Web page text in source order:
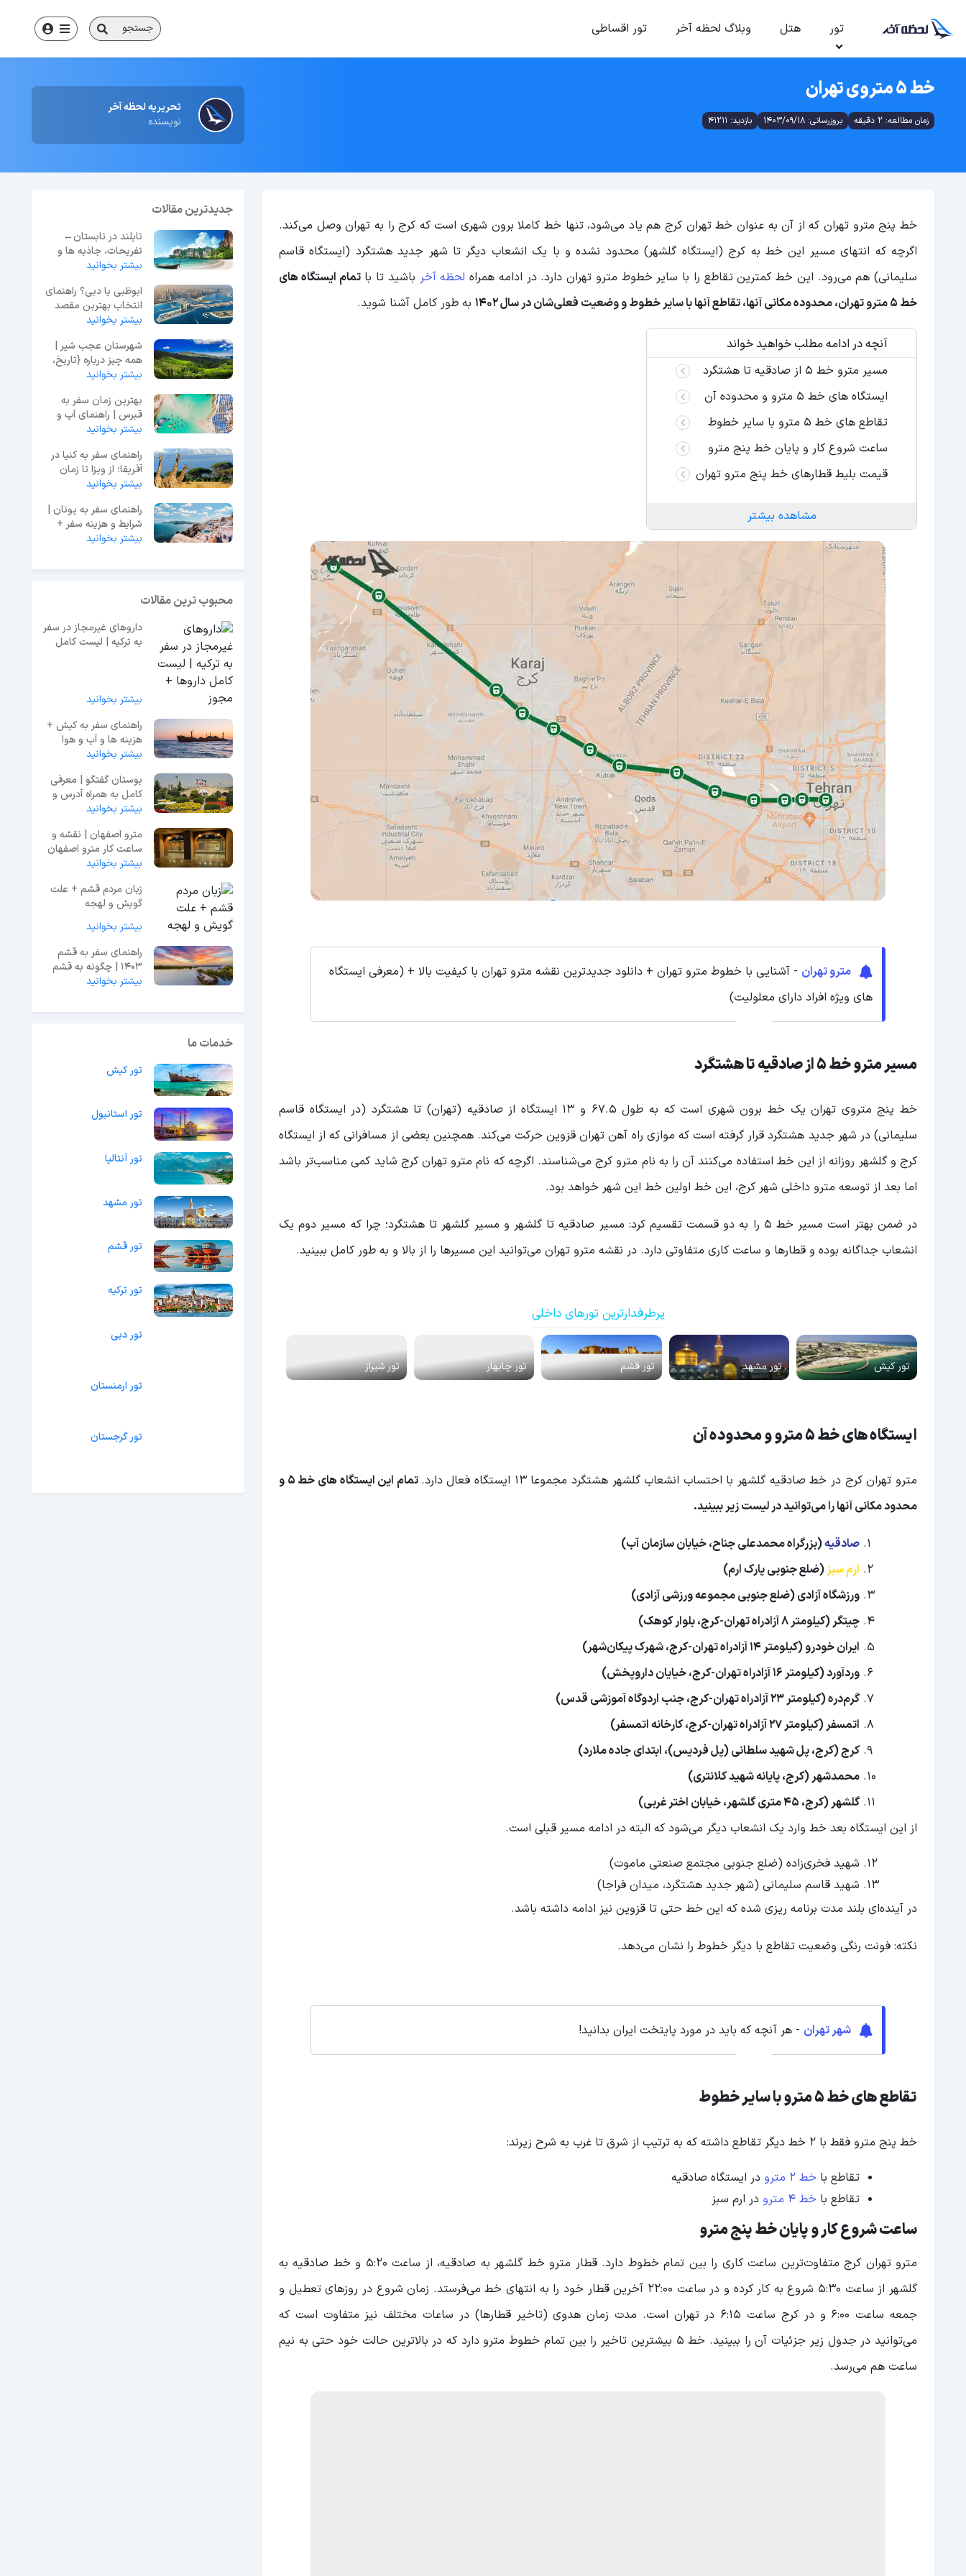
تور هتل وبلاگ لحظه آخر تور اقساطی جستجو
خط ۵ متروی تهران
زمان مطالعه: 2 دقیقه بروزرسانی: 1403/09/18 بازدید: 41211
تحریریه لحظه آخر
نویسنده
خط پنج مترو تهران که از آن به عنوان خط تهران کرج هم یاد می‌شود، تنها خط کاملا برون شهری است که کرج را به تهران وصل می‌کند.
اگرچه که انتهای مسیر این خط به کرج (ایستگاه گلشهر) محدود نشده و با یک انشعاب دیگر تا شهر جدید هشتگرد (ایستگاه قاسم
سلیمانی) هم می‌رود. این خط کمترین تقاطع را با سایر خطوط مترو تهران دارد. در ادامه همراه لحظه آخر باشید تا باتمام ایستگاه های
خط 5 مترو تهران، محدوده مکانی آنها، تقاطع آنها با سایر خطوط و وضعیت فعلی‌شان در سال 1402
به طور کامل آشنا شوید.
آنچه در ادامه مطلب خواهید خواند
مسیر مترو خط 5 از صادقیه تا هشتگرد
ایستگاه های خط 5 مترو و محدوده آن
تقاطع های خط 5 مترو با سایر خطوط
ساعت شروع کار و پایان خط پنج مترو
قیمت بلیط قطارهای خط پنج مترو تهران
مشاهده بیشتر
مترو تهران - آشنایی با خطوط مترو تهران + دانلود جدیدترین نقشه مترو تهران با کیفیت بالا + (معرفی ایستگاه
های ویژه افراد دارای معلولیت)
مسیر مترو خط 5 از صادقیه تا هشتگرد
خط پنج متروی تهران یک خط برون شهری است که به طول 67.5 و 13 ایستگاه از صادقیه (تهران) تا هشتگرد (در ایستگاه قاسم
سلیمانی) در شهر جدید هشتگرد قرار گرفته است که موازی راه آهن تهران قزوین حرکت می‌کند. همچنین بعضی از مسافرانی که از ایستگاه
کرج و گلشهر روزانه از این خط استفاده می‌کنند آن را به نام مترو کرج می‌شناسند. اگرچه که نام مترو تهران کرج شاید کمی مناسب‌تر باشد
اما بعد از توسعه مترو داخلی شهر کرج، این خط اولین خط این شهر خواهد بود.
در ضمن بهتر است مسیر خط 5 را به دو قسمت تقسیم کرد: مسیر صادقیه تا گلشهر و مسیر گلشهر تا هشتگرد؛ چرا که مسیر دوم یک
انشعاب جداگانه بوده و قطارها و ساعت کاری متفاوتی دارد. در نقشه مترو تهران می‌توانید این مسیرها را از بالا و به طور کامل ببینید.
پرطرفدارترین تورهای داخلی
تور کیش تور مشهد تور قشم تور چابهار تور شیراز
ایستگاه های خط 5 مترو و محدوده آن
مترو تهران کرج در خط صادقیه گلشهر با احتساب انشعاب گلشهر هشتگرد مجموعا 13 ایستگاه فعال دارد.
تمام این ایستگاه های خط 5 و
محدود مکانی آنها را می‌توانید در لیست زیر ببینید.
صادقیه(بزرگراه محمدعلی جناح، خیابان سازمان آب)
ارم سبز(ضلع جنوبی پارک ارم)
ورزشگاه آزادی (ضلع جنوبی مجموعه ورزشی آزادی)
چیتگر (کیلومتر ۸ آزادراه تهران-کرج، بلوار کوهک)
ایران خودرو (کیلومتر ۱۴ آزادراه تهران-کرج، شهرک پیکان‌شهر)
وردآورد (کیلومتر ۱۶ آزادراه تهران-کرج، خیایان داروپخش)
گرم‌دره (کیلومتر ۲۳ آزادراه تهران-کرج، جنب اردوگاه آموزشی قدس)
اتمسفر (کیلومتر ۲۷ آزادراه تهران-کرج، کارخانه اتمسفر)
کرج (کرج، پل شهید سلطانی (پل فردیس)، ابتدای جاده ملارد)
محمدشهر (کرج، پایانه شهید کلانتری)
گلشهر (کرج، ۴۵ متری گلشهر، خیابان اختر غربی)
از این ایستگاه بعد خط وارد یک انشعاب دیگر می‌شود که البته در ادامه مسیر قبلی است.
شهید فخری‌زاده (ضلع جنوبی مجتمع صنعتی ماموت)
شهید قاسم سلیمانی (شهر جدید هشتگرد، میدان فراجا)
در آینده‌ای بلند مدت برنامه ریزی شده که این خط حتی تا قزوین نیز ادامه داشته باشد.
نکته: فونت رنگی وضعیت تقاطع با دیگر خطوط را نشان می‌دهد.
شهر تهران - هر آنچه که باید در مورد پایتخت ایران بدانید!
تقاطع های خط 5 مترو با سایر خطوط
خط پنج مترو فقط با 2 خط دیگر تقاطع داشته که به ترتیب از شرق تا غرب به شرح زیرند:
تقاطع با خط 2 مترو
در ایستگاه صادقیه
تقاطع با خط 4 مترو در ارم سبز
ساعت شروع کار و پایان خط پنج مترو
مترو تهران کرج متفاوت‌ترین ساعت کاری را بین تمام خطوط دارد. قطار مترو خط گلشهر به صادقیه، از ساعت 5:20 و خط صادقیه به
گلشهر از ساعت 5:30 شروع به کار کرده و در ساعت 22:00 آخرین قطار خود را به انتهای خط می‌فرستد. زمان شروع در روزهای تعطیل و
جمعه ساعت 6:00 و در کرج ساعت 6:15 در تهران است. مدت زمان هدوی (تاخیر قطارها) در ساعات مختلف نیز متفاوت است که
می‌توانید در جدول زیر جزئیات آن را ببینید. خط 5 بیشترین تاخیر را بین تمام خطوط مترو دارد که در بالاترین حالت خود حتی به نیم
ساعت هم می‌رسد.
جدیدترین مقالات
تایلند در تابستان←
تفریحات، جاذبه ها و
بررسی آب و هوا
بیشتر بخوانید
ابوظبی یا دبی؟ راهنمای
انتخاب بهترین مقصد
سفر در امارات
بیشتر بخوانید
شهرستان عجب شیر |
همه چیز درباره {تاریخ،
فرهنگ، جاذبه‌ها}
بیشتر بخوانید
بهترین زمان سفر به
قبرس | راهنمای آب و
هوا و هزینه‌ها
بیشتر بخوانید
راهنمای سفر به کنیا در
آفریقا؛ از ویزا تا زمان
سفر
بیشتر بخوانید
راهنمای سفر به یونان |
شرایط و هزینه سفر +
اطلاعات ضروری
بیشتر بخوانید
محبوب ترین مقالات
داروهای غیرمجاز در سفر
به ترکیه | لیست کامل
بیشتر بخوانید
راهنمای سفر به کیش +
هزینه ها و آب و هوا
بیشتر بخوانید
بوستان گفتگو | معرفی
کامل به همراه آدرس و
عکس
بیشتر بخوانید
مترو اصفهان | نقشه و
ساعت کار مترو اصفهان
1403
بیشتر بخوانید
زبان مردم قشم + علت
گویش و لهجه
بیشتر بخوانید
راهنمای سفر به قشم
1403 | چگونه به قشم
سفر کنیم؟ + هزینه ها
بیشتر بخوانید
خدمات ما
تور کیش
تور استانبول
تور آنتالیا
تور مشهد
تور قشم
تور ترکیه
تور دبی
تور ارمنستان
تور گرجستان